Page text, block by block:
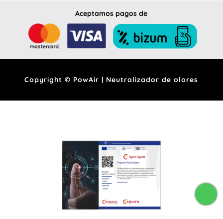
Aceptamos pagos de
Copyright © PowAir | Neutralizador de olores